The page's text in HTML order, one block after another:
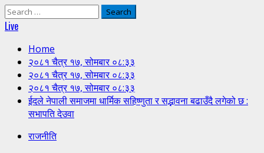
Search
for:
Live
Home
२०८१ चैत्र १७, सोमबार ०८:३३
२०८१ चैत्र १७, सोमबार ०८:३३
२०८१ चैत्र १७, सोमबार ०८:३३
ईदले नेपाली समाजमा धार्मिक सहिष्णुता र सद्भावना बढाउँदै लगेको छ :
सभापति देउवा
राजनीति